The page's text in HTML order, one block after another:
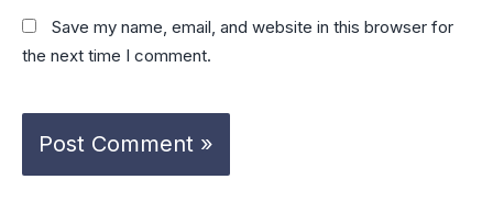
Save my name, email, and website in this browser for
the next time I comment.